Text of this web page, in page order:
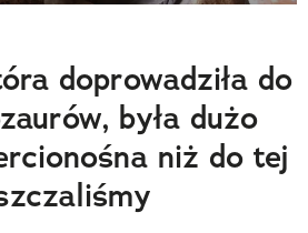
doprowadziła do
była dużo
niż do tej